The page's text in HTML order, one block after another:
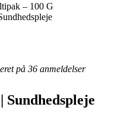
– 100 G
på 36 anmeldelser
Sundhedspleje